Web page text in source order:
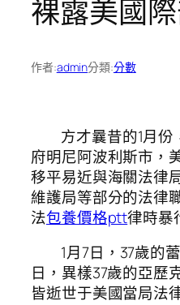
裸露美國
作者:admin分類:分數
方才曩昔的1月
府明尼阿波利斯市，
移平易近與海關法律
維護局等部分的法律
法包養價格ptt律時暴
1月7日，37歲的
日，異樣37歲的亞歷
皆逝世于美國當局法